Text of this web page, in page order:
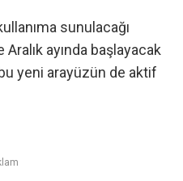
sunulacağı
ayında başlayacak
yeni arayüzün de aktif